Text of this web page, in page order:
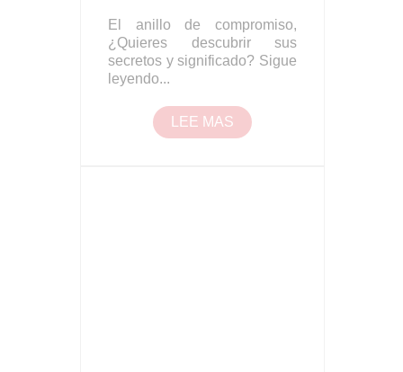
El anillo de compromiso,
¿Quieres descubrir sus
secretos y significado? Sigue
leyendo...
LEE MAS